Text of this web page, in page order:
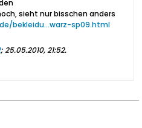
sieht nur bisschen anders
bekleidu...warz-sp09.html
;25.05.2010, 21:52.